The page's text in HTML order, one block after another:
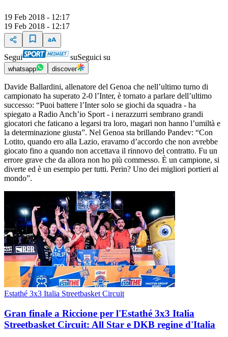
19 Feb 2018 - 12:17
19 Feb 2018 - 12:17
Segui suSeguici su
whatsapp discover
Davide Ballardini, allenatore del Genoa che nell’ultimo turno di
campionato ha superato 2-0 l’Inter, è tornato a parlare dell’ultimo
successo: “Puoi battere l’Inter solo se giochi da squadra - ha
spiegato a Radio Anch’io Sport - i nerazzurri sembrano grandi
giocatori che faticano a legarsi tra loro, magari non hanno l’umiltà e
la determinazione giusta”. Nel Genoa sta brillando Pandev: “Con
Lotito, quando ero alla Lazio, eravamo d’accordo che non avrebbe
giocato fino a quando non accettava il rinnovo del contratto. Fu un
errore grave che da allora non ho più commesso. È un campione, si
diverte ed è un esempio per tutti. Perin? Uno dei migliori portieri al
mondo”.
Estathé 3x3 Italia Streetbasket Circuit
Gran finale a Riccione per l'Estathé 3x3 Italia
Streetbasket Circuit: All Star e DKB regine d'Italia